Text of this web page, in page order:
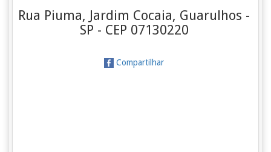
Rua Piuma, Jardim Cocaia, Guarulhos -
SP - CEP 07130220
Compartilhar